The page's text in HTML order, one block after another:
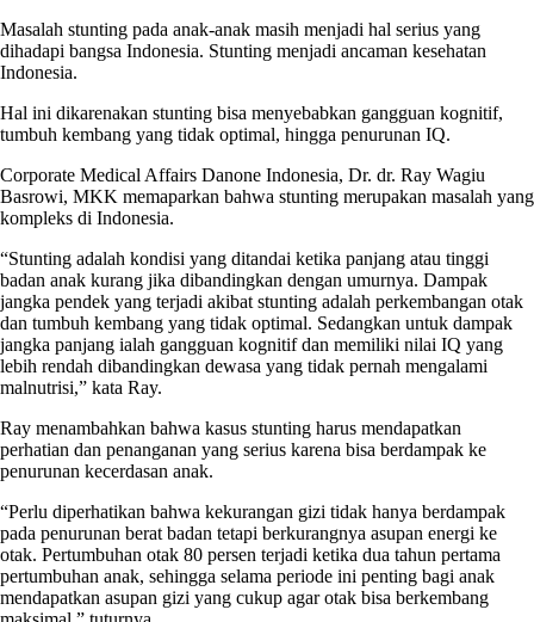
Masalah stunting pada anak-anak masih menjadi hal serius yang
dihadapi bangsa Indonesia. Stunting menjadi ancaman kesehatan
Indonesia.
Hal ini dikarenakan stunting bisa menyebabkan gangguan kognitif,
tumbuh kembang yang tidak optimal, hingga penurunan IQ.
Corporate Medical Affairs Danone Indonesia, Dr. dr. Ray Wagiu
Basrowi, MKK memaparkan bahwa stunting merupakan masalah yang
kompleks di Indonesia.
“Stunting adalah kondisi yang ditandai ketika panjang atau tinggi
badan anak kurang jika dibandingkan dengan umurnya. Dampak
jangka pendek yang terjadi akibat stunting adalah perkembangan otak
dan tumbuh kembang yang tidak optimal. Sedangkan untuk dampak
jangka panjang ialah gangguan kognitif dan memiliki nilai IQ yang
lebih rendah dibandingkan dewasa yang tidak pernah mengalami
malnutrisi,” kata Ray.
Ray menambahkan bahwa kasus stunting harus mendapatkan
perhatian dan penanganan yang serius karena bisa berdampak ke
penurunan kecerdasan anak.
“Perlu diperhatikan bahwa kekurangan gizi tidak hanya berdampak
pada penurunan berat badan tetapi berkurangnya asupan energi ke
otak. Pertumbuhan otak 80 persen terjadi ketika dua tahun pertama
pertumbuhan anak, sehingga selama periode ini penting bagi anak
mendapatkan asupan gizi yang cukup agar otak bisa berkembang